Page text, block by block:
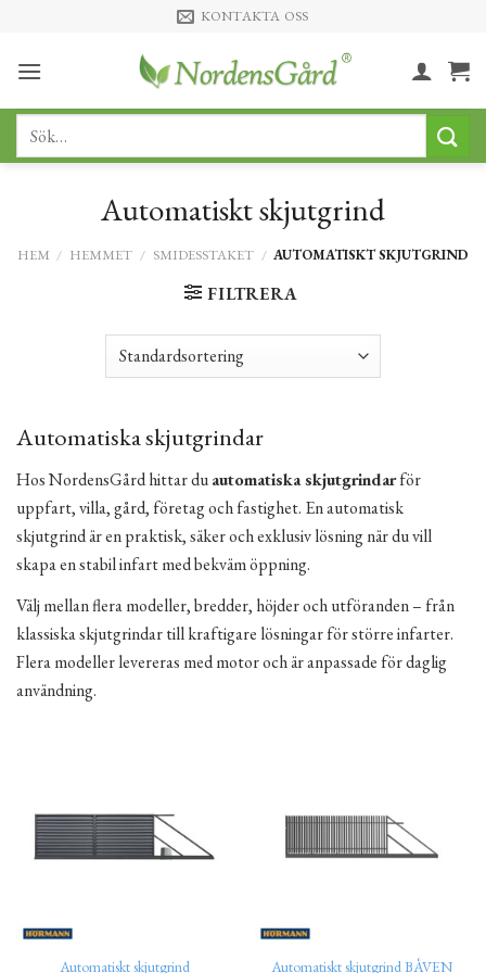
content
KONTAKTA OSS
Sök
Automatiskt skjutgrind
HEM / HEMMET / SMIDESSTAKET / AUTOMATISKT SKJUTGRIND
FILTRERA
Automatiska skjutgrindar
Hos NordensGård hittar duautomatiska skjutgrindarför
uppfart, villa, gård, företag och fastighet. En automatisk
skjutgrind är en praktisk, säker och exklusiv lösning när du vill
skapa en stabil infart med bekväm öppning.
Välj mellan flera modeller, bredder, höjder och utföranden – från
klassiska skjutgrindar till kraftigare lösningar för större infarter.
Flera modeller levereras med motor och är anpassade för daglig
användning.
Automatiskt skjutgrind Automatiskt skjutgrind BÅVEN